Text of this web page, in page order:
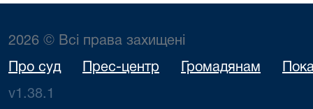
2026 © Всі права захищені
Про суд Прес-центр Громадянам
v1.38.1